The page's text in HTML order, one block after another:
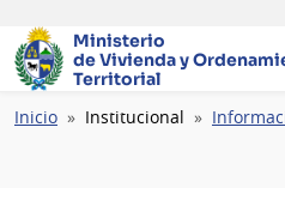
Ministerio
de Vivienda y
Territorial
Ruta
Inicio Institucional